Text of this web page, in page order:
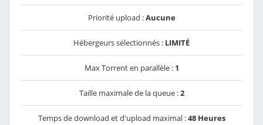
Priorité upload :Aucune
Hébergeurs sélectionnés : LIMITÉ
Max Torrent en parallèle : 1
Taille maximale de la queue :2
Temps de download et d'upload maximal :48 Heures